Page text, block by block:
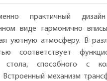
практичный
виде гармонично
уютную атмосферу. В
соответствует
стола, способного с
механизм